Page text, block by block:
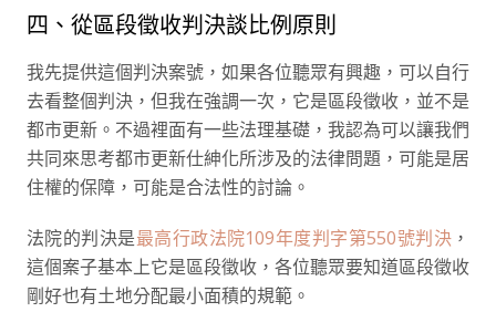
四、從區段徵收判決談比例原則
我先提供這個判決案號，如果各位聽眾有興趣，可以自行
去看整個判決，但我在強調一次，它是區段徵收，並不是
都市更新。不過裡面有一些法理基礎，我認為可以讓我們
共同來思考都市更新仕紳化所涉及的法律問題，可能是居
住權的保障，可能是合法性的討論。
法院的判決是最高行政法院109年度判字第550號判決 ，
這個案子基本上它是區段徵收，各位聽眾要知道區段徵收
剛好也有土地分配最小面積的規範。